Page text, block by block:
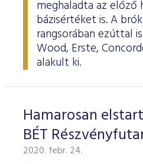
meghaladta az előző
bázisértéket is. A
rangsorában ezúttal
Wood, Erste,
alakult ki.
Hamarosan
BÉT
2020. febr. 24.